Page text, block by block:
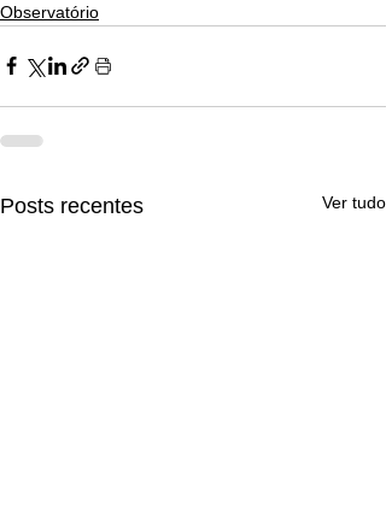
Observatório
Posts recentes Ver tudo